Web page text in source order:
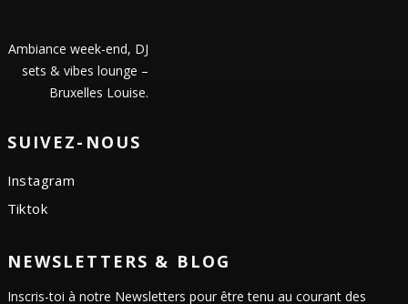
Ambiance week-end, DJ
sets & vibes lounge –
Bruxelles Louise.
SUIVEZ-NOUS
Instagram
Tiktok
NEWSLETTERS & BLOG
Inscris-toi à notre Newsletters pour être tenu au courant des